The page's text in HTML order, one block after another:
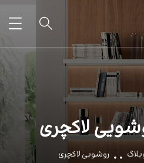
لاکچری
روشویی لاکچری